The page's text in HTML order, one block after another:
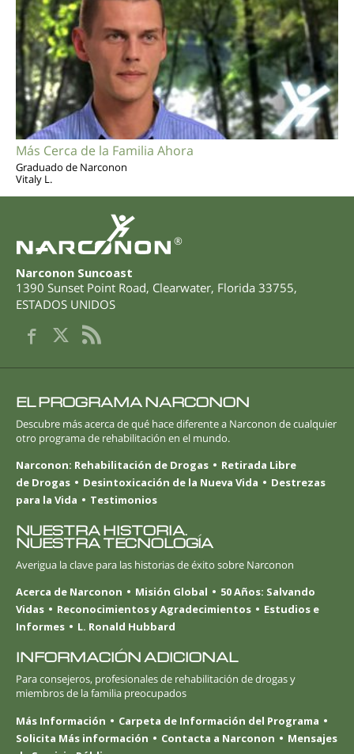
Más Cerca de la Familia Ahora
Graduado de Narconon
Vitaly L.
®
Narconon Suncoast
1390 Sunset Point Road, Clearwater, Florida 33755,
ESTADOS UNIDOS
EL PROGRAMA NARCONON
Descubre más acerca de qué hace diferente a Narconon de cualquier
otro programa de rehabilitación en el mundo.
Narconon: Rehabilitación de Drogas
Retirada Libre
de Drogas
Desintoxicación de la Nueva Vida
Destrezas
para la Vida
Testimonios
NUESTRA HISTORIA.
NUESTRA TECNOLOGÍA
Averigua la clave para las historias de éxito sobre Narconon
Acerca de Narconon
Misión Global
50 Años: Salvando
Vidas
Reconocimientos y Agradecimientos
Estudios e
Informes
L. Ronald Hubbard
INFORMACIÓN ADICIONAL
Para consejeros, profesionales de rehabilitación de drogas y
miembros de la familia preocupados
Más Información
Carpeta de Información del Programa
Solicita Más información
Contacta a Narconon
Mensajes